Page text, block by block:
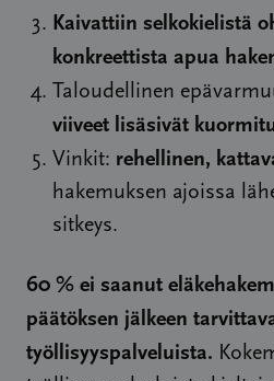
Kaivattiin selkokielistä
konkreettista apua
Taloudellinen
viiveet lisäsivät
Vinkit: rehellinen,
hakemuksen ajoissa
sitkeys.
60 % ei saanut
päätöksen jälkeen
työllisyyspalveluista.